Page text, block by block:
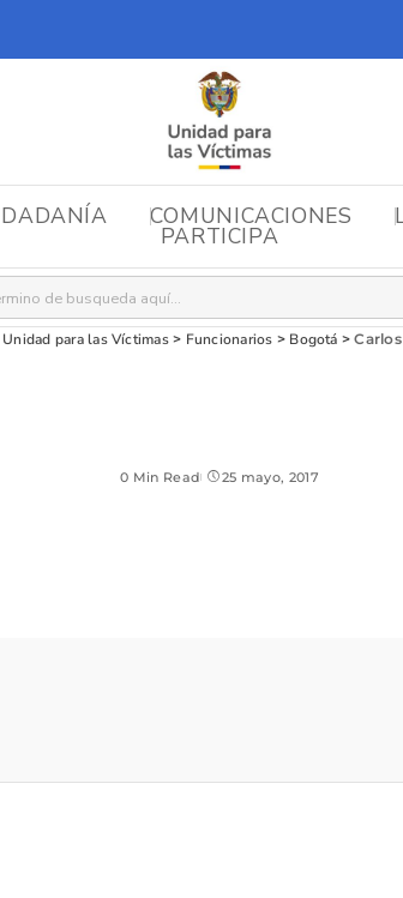
COMUNICACIONES
PARTICIPA
Unidad para las Víctimas> Funcionarios > Bogotá >
0 Min Read 25 mayo, 2017